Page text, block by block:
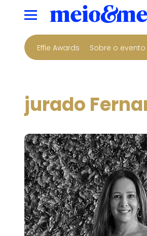
Effie Awards Sobre o evento
jurado